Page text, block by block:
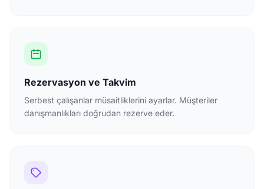
Rezervasyon ve Takvim
Serbest çalışanlar müsaitliklerini ayarlar. Müşteriler
danışmanlıkları doğrudan rezerve eder.